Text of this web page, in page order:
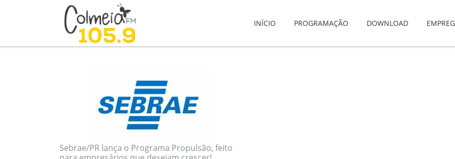
INÍCIO PROGRAMAÇÃO DOWNLOAD
Blog
tag: sebrae
Sebrae/PR lança o Programa Propulsão, feito